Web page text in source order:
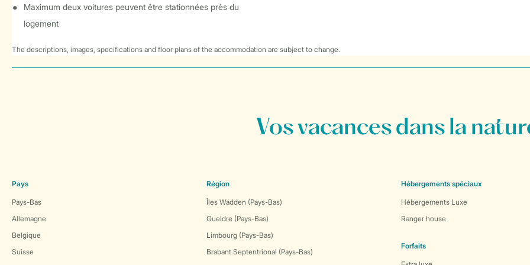
Maximum deux voitures peuvent être stationnées près du
logement
The descriptions, images, specifications and floor plans of the accommodation are subject to change.
Vos vacances dans la
Pays
Pays-Bas
Allemagne
Belgique
Suisse
Région
Îles Wadden (Pays-Bas)
Gueldre (Pays-Bas)
Limbourg (Pays-Bas)
Brabant Septentrional (Pays-Bas)
Hébergements spéciaux
Hébergements Luxe
Ranger house
Forfaits